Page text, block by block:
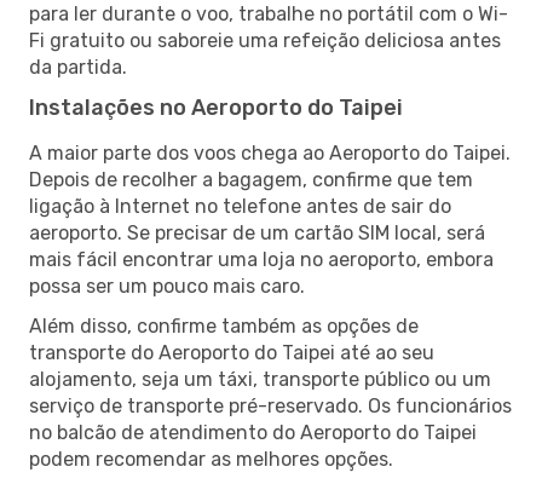
para ler durante o voo, trabalhe no portátil com o Wi-
Fi gratuito ou saboreie uma refeição deliciosa antes
da partida.
Instalações no Aeroporto do Taipei
A maior parte dos voos chega ao Aeroporto do Taipei.
Depois de recolher a bagagem, confirme que tem
ligação à Internet no telefone antes de sair do
aeroporto. Se precisar de um cartão SIM local, será
mais fácil encontrar uma loja no aeroporto, embora
possa ser um pouco mais caro.
Além disso, confirme também as opções de
transporte do Aeroporto do Taipei até ao seu
alojamento, seja um táxi, transporte público ou um
serviço de transporte pré-reservado. Os funcionários
no balcão de atendimento do Aeroporto do Taipei
podem recomendar as melhores opções.